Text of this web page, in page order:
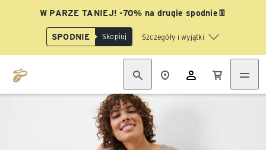
W PARZE TANIEJ! -70% na drugie spodnie👖
SPODNIE Skopiuj Szczegóły i wyjątki